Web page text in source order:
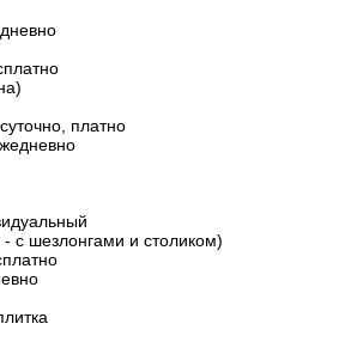
платно
с шезлонгами и столиком)